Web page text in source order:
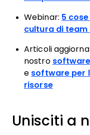
Webinar: 5
cultura di team
Articoli
nostro
e software per
risorse
Unisciti a